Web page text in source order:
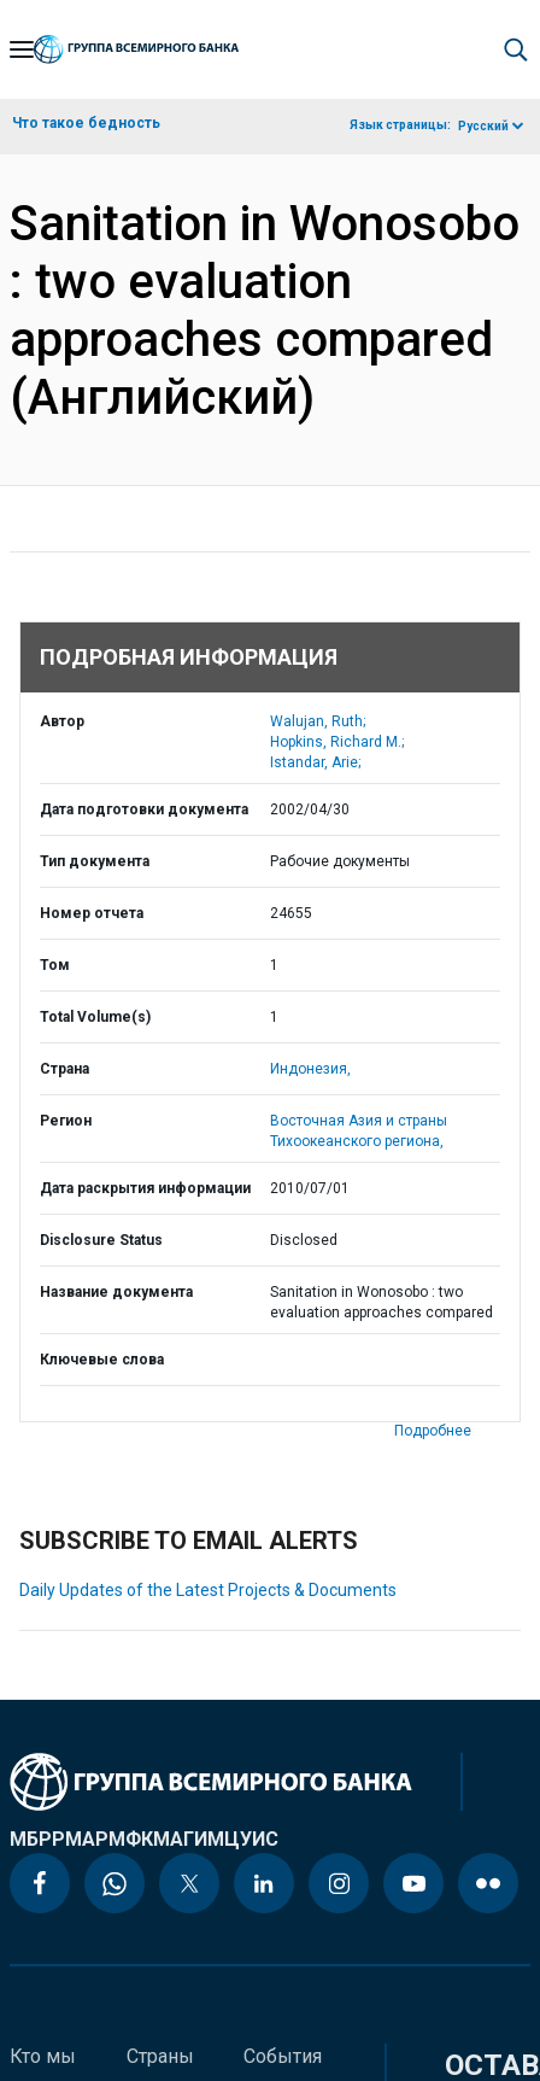
Skip
Navigation
Что такое бедность Язык страницы: Русский
Sanitation in Wonosobo
: two evaluation
approaches compared
(Английский)
ПОДРОБНАЯ ИНФОРМАЦИЯ
Автор
Walujan, Ruth;
Hopkins, Richard M.;
Istandar, Arie;
Дата подготовки документа 2002/04/30
Тип документа Рабочие документы
Номер отчета 24655
Том 1
Total Volume(s) 1
Страна Индонезия,
Регион
Восточная Азия и страны
Тихоокеанского региона,
Дата раскрытия информации 2010/07/01
Disclosure Status Disclosed
Название документа
Sanitation in Wonosobo : two
evaluation approaches compared
Ключевые слова
Подробнее
SUBSCRIBE TO EMAIL ALERTS
Daily Updates of the Latest Projects & Documents
МБРРМАРМФКМАГИМЦУИС
Кто мы Страны События